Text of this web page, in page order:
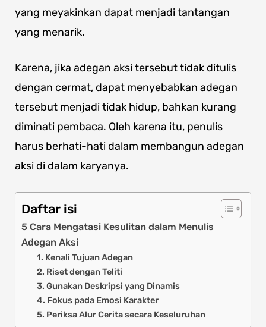
yang meyakinkan dapat menjadi tantangan
yang menarik.
Karena, jika adegan aksi tersebut tidak ditulis
dengan cermat, dapat menyebabkan adegan
tersebut menjadi tidak hidup, bahkan kurang
diminati pembaca. Oleh karena itu, penulis
harus berhati-hati dalam membangun adegan
aksi di dalam karyanya.
Daftar isi
5 Cara Mengatasi Kesulitan dalam Menulis
Adegan Aksi
1. Kenali Tujuan Adegan
2. Riset dengan Teliti
3. Gunakan Deskripsi yang Dinamis
4. Fokus pada Emosi Karakter
5. Periksa Alur Cerita secara Keseluruhan